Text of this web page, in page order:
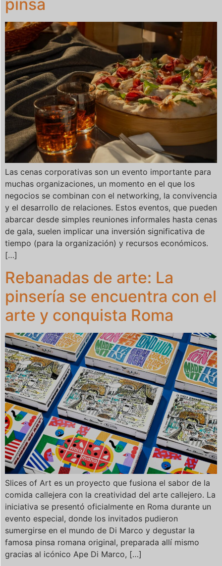
pinsa
Las cenas corporativas son un evento importante para
muchas organizaciones, un momento en el que los
negocios se combinan con el networking, la convivencia
y el desarrollo de relaciones. Estos eventos, que pueden
abarcar desde simples reuniones informales hasta cenas
de gala, suelen implicar una inversión significativa de
tiempo (para la organización) y recursos económicos.
[…]
Rebanadas de arte: La
pinsería se encuentra con el
arte y conquista Roma
Slices of Art es un proyecto que fusiona el sabor de la
comida callejera con la creatividad del arte callejero. La
iniciativa se presentó oficialmente en Roma durante un
evento especial, donde los invitados pudieron
sumergirse en el mundo de Di Marco y degustar la
famosa pinsa romana original, preparada allí mismo
gracias al icónico Ape Di Marco, […]